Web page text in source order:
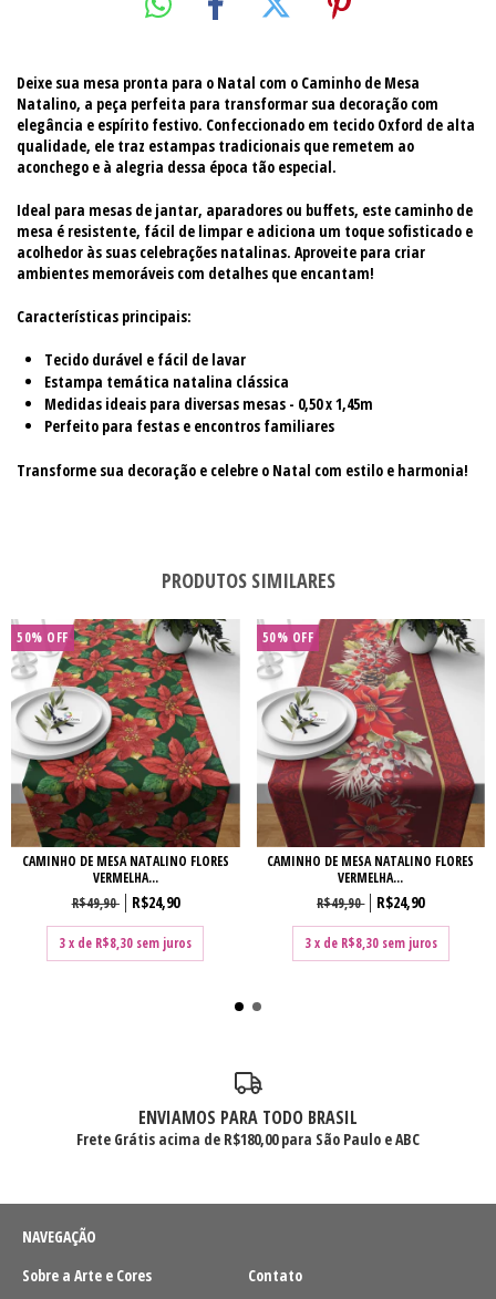
Deixe sua mesa pronta para o Natal com o Caminho de Mesa
Natalino, a peça perfeita para transformar sua decoração com
elegância e espírito festivo. Confeccionado em tecido Oxford de alta
qualidade, ele traz estampas tradicionais que remetem ao
aconchego e à alegria dessa época tão especial.
Ideal para mesas de jantar, aparadores ou buffets, este caminho de
mesa é resistente, fácil de limpar e adiciona um toque sofisticado e
acolhedor às suas celebrações natalinas. Aproveite para criar
ambientes memoráveis com detalhes que encantam!
Características principais:
Tecido durável e fácil de lavar
Estampa temática natalina clássica
Medidas ideais para diversas mesas - 0,50 x 1,45m
Perfeito para festas e encontros familiares
Transforme sua decoração e celebre o Natal com estilo e harmonia!
PRODUTOS SIMILARES
50% OFF
CAMINHO DE MESA NATALINO FLORES
VERMELHA...
R$49,90
R$24,90
3x de R$8,30 sem juros
50% OFF
CAMINHO DE MESA NATALINO FLORES
VERMELHA...
R$49,90
R$24,90
3x de R$8,30 sem juros
ENVIAMOS PARA TODO BRASIL
Frete Grátis acima de R$180,00 para São Paulo e ABC
NAVEGAÇÃO
Sobre a Arte e Cores
Contato